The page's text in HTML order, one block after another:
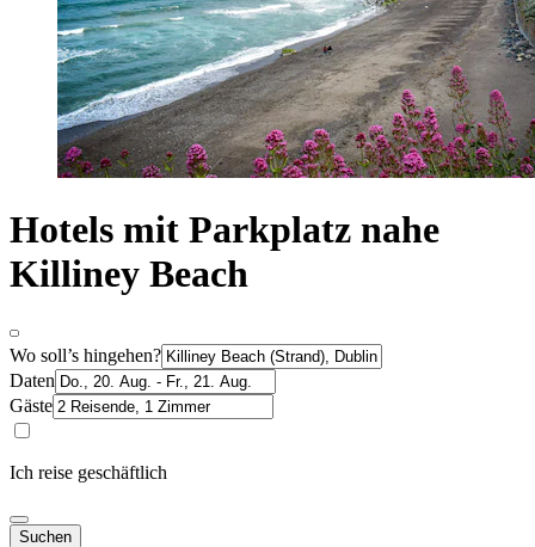
Hotels mit Parkplatz nahe
Killiney Beach
Wo soll’s hingehen?
Daten
Gäste
Ich reise geschäftlich
Suchen